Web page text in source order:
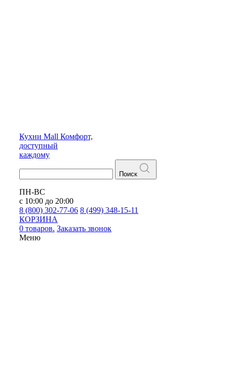
Кухни Mall Комфорт,
доступный
каждому
Поиск
ПН-ВС
с 10:00 до 20:00
8 (800) 302-77-06 8 (499) 348-15-11
КОРЗИНА
0 товаров. Заказать звонок
Меню